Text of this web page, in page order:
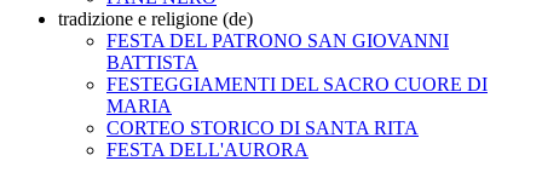
tradizione e religione (de)
FESTA DEL PATRONO SAN GIOVANNI
BATTISTA
FESTEGGIAMENTI DEL SACRO CUORE DI
MARIA
CORTEO STORICO DI SANTA RITA
FESTA DELL'AURORA